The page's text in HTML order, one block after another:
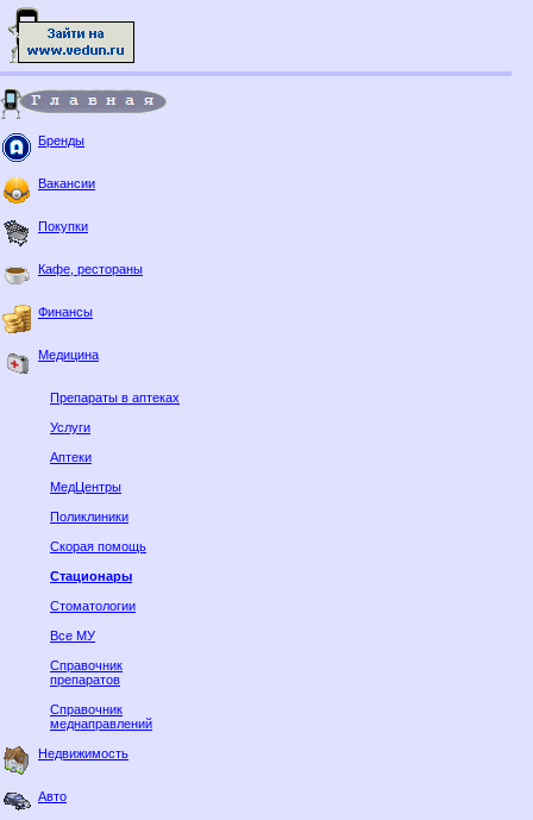
Бренды
Вакансии
Покупки
Кафе, рестораны
Финансы
Медицина
Препараты в аптеках
Услуги
Аптеки
МедЦентры
Поликлиники
Скорая помощь
Стационары
Стоматологии
Все МУ
Справочник
препаратов
Справочник
меднаправлений
Недвижимость
Авто